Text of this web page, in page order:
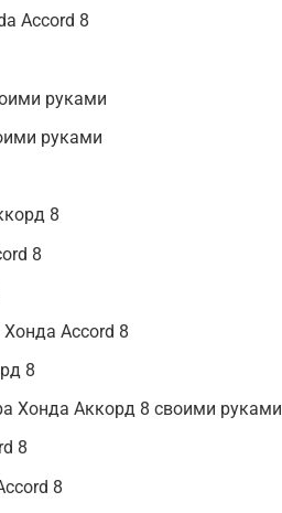
Accord 8
руками
руками
8
8
Accord 8
8
Хонда Аккорд 8 своими руками
8
8